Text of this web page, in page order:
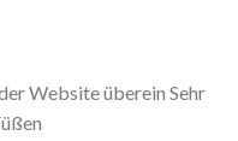
Website überein Sehr